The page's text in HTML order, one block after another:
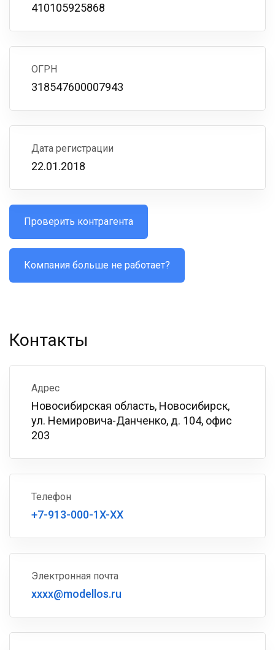
410105925868
ОГРН
318547600007943
Дата регистрации
22.01.2018
Проверить контрагента
Компания больше не работает?
Контакты
Адрес
Новосибирская область, Новосибирск,
ул. Немировича-Данченко, д. 104, офис
203
Телефон
+7-913-000-1X-XX
Электронная почта
xxxx@modellos.ru